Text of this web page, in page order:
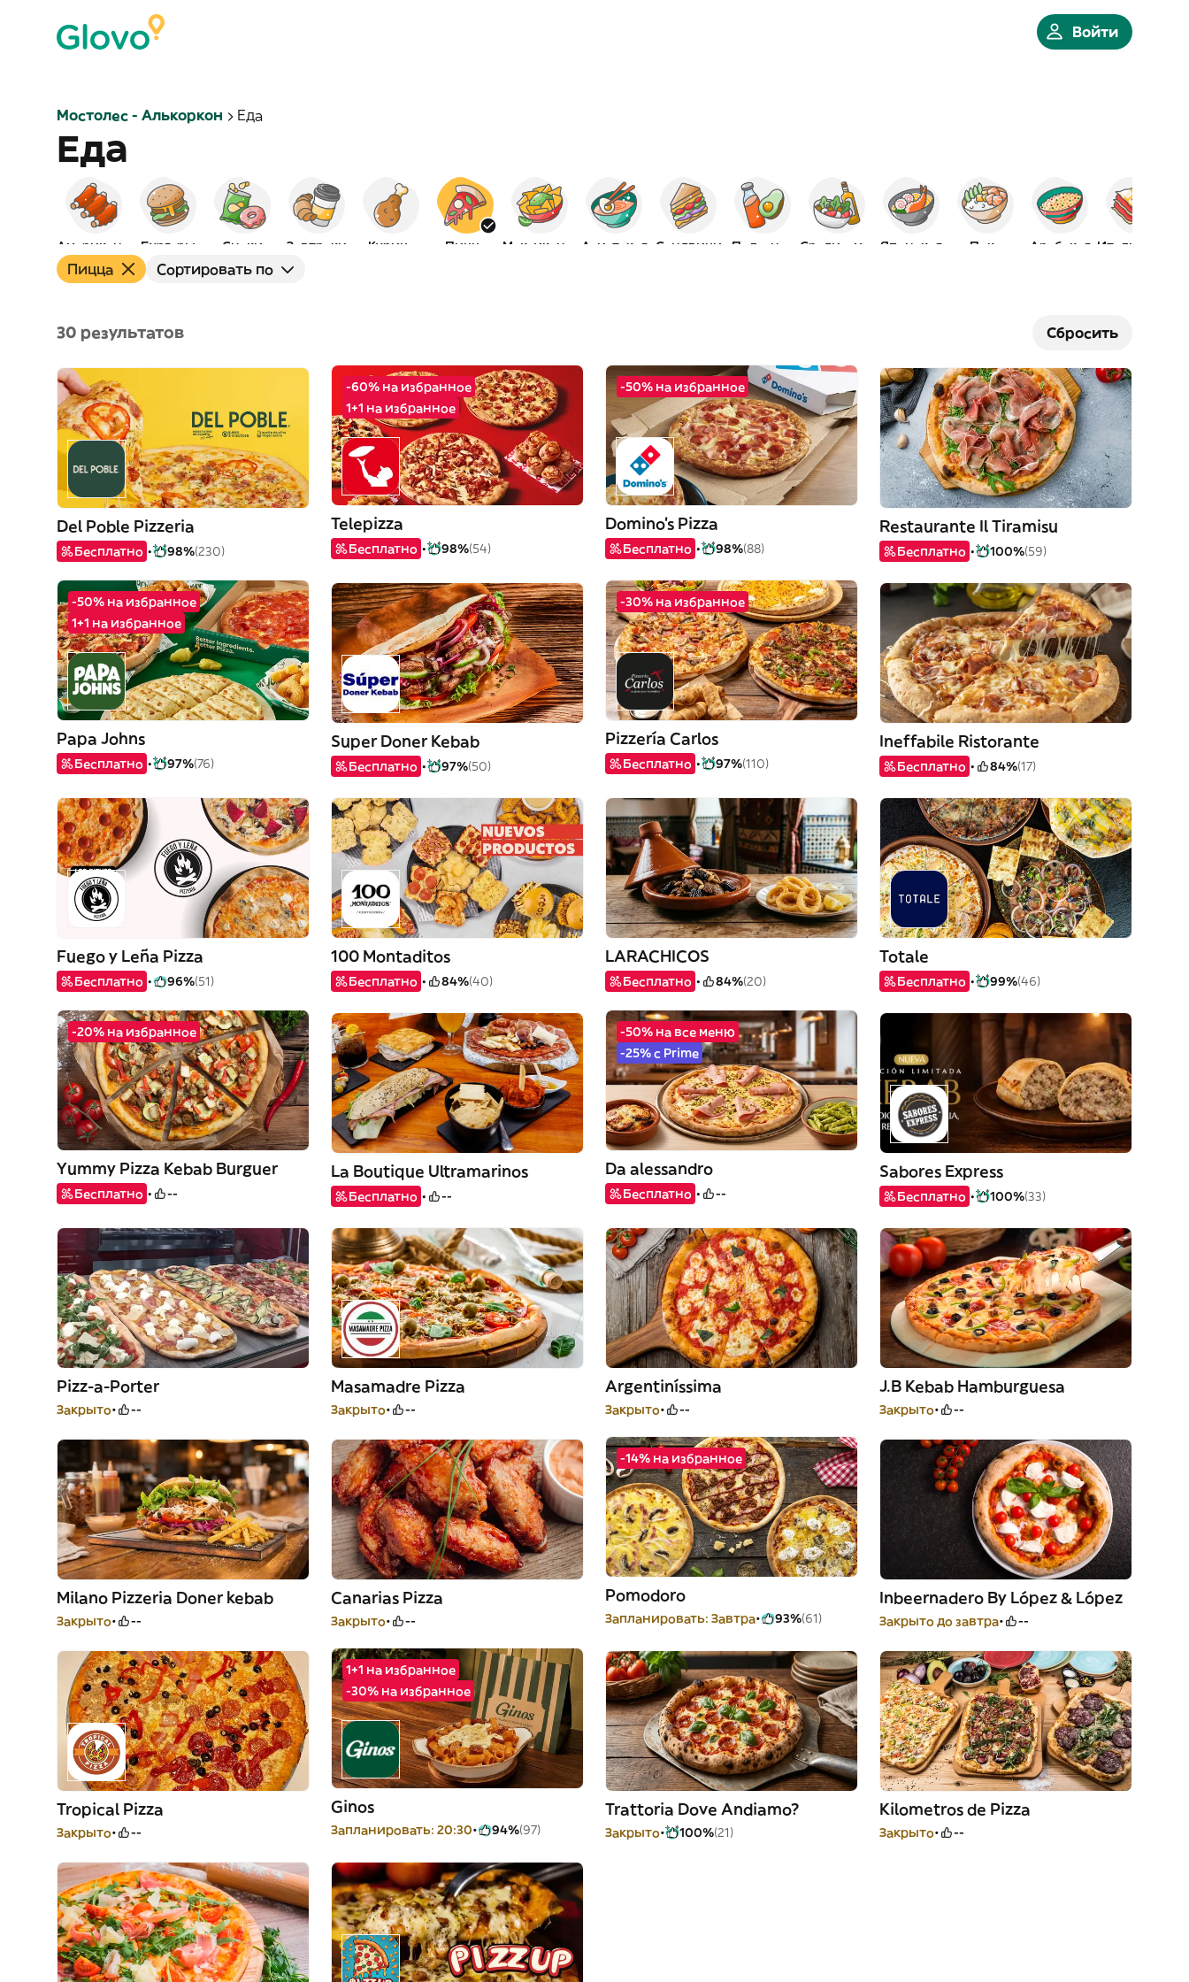
Войти
Мостолес - Алькоркон Еда
Еда
Бургеры Снэки Завтраки Курица Пицца Азиатская Сэндвичи Полезное Японская Поке Арабская
Пицца Сортировать по
30 результатов Сбросить
Del Poble Pizzeria
Бесплатно 98%(230)
-60% на избранное
1+1 на избранное
Telepizza
Бесплатно 98%(54)
-50% на избранное
Domino's Pizza
Бесплатно 98%(88)
Restaurante Il Tiramisu
Бесплатно 100%(59)
-50% на избранное
1+1 на избранное
Papa Johns
Бесплатно 97%(76)
Super Doner Kebab
Бесплатно 97%(50)
-30% на избранное
Pizzería Carlos
Бесплатно 97%(110)
Ineffabile Ristorante
Бесплатно 84%(17)
Fuego y Leña Pizza
Бесплатно 96%(51)
100 Montaditos
Бесплатно 84%(40)
LARACHICOS
Бесплатно 84%(20)
Totale
Бесплатно 99%(46)
-20% на избранное
Yummy Pizza Kebab Burguer
Бесплатно --
La Boutique Ultramarinos
Бесплатно --
-50% на все меню
-25% с Prime
Da alessandro
Бесплатно --
Sabores Express
Бесплатно 100%(33)
Pizz-a-Porter
Закрыто --
Masamadre Pizza
Закрыто --
Argentiníssima
Закрыто --
J.B Kebab Hamburguesa
Закрыто --
Milano Pizzeria Doner kebab
Закрыто --
Canarias Pizza
Закрыто --
-14% на избранное
Pomodoro
Запланировать: Завтра 93%(61)
Inbeernadero By López & López
Закрыто до завтра --
Tropical Pizza
Закрыто --
1+1 на избранное
-30% на избранное
Ginos
Запланировать: 20:30 94%(97)
Trattoria Dove Andiamo?
Закрыто 100%(21)
Kilometros de Pizza
Закрыто --